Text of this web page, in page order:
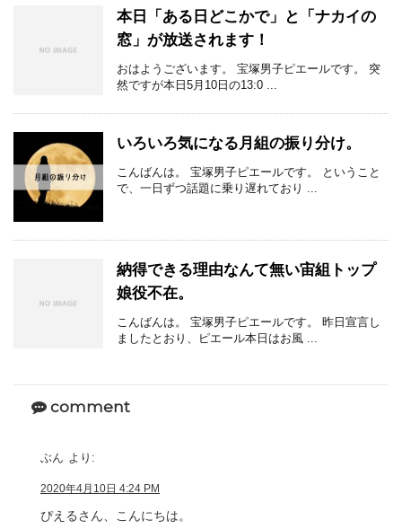
本日「ある日どこかで」と「ナカイの
窓」が放送されます！
おはようございます。 宝塚男子ピエールです。 突
然ですが本日5月10日の13:0 ...
いろいろ気になる月組の振り分け。
こんばんは。 宝塚男子ピエールです。 ということ
で、一日ずつ話題に乗り遅れており ...
納得できる理由なんて無い宙組トップ
娘役不在。
こんばんは。 宝塚男子ピエールです。 昨日宣言し
ましたとおり、ピエール本日はお風 ...
comment
ぶん より:
2020年4月10日 4:24 PM
ぴえるさん、こんにちは。